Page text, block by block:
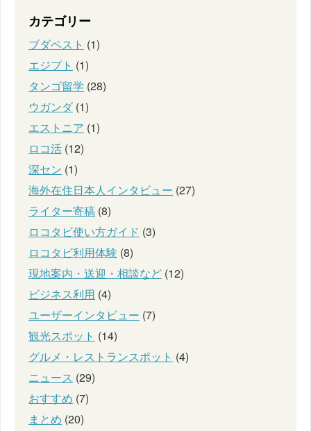
カテゴリー
ブダペスト (1)
エジプト (1)
タンゴ留学 (28)
ウガンダ(1)
エストニア (1)
ロコ活 (12)
深セン (1)
海外在住日本人インタビュー (27)
ライター寄稿 (8)
ロコタビ使い方ガイド (3)
ロコタビ利用体験 (8)
現地案内・送迎・相談など (12)
ビジネス利用 (4)
ユーザーインタビュー (7)
観光スポット (14)
グルメ・レストランスポット (4)
ニュース (29)
おすすめ (7)
まとめ (20)